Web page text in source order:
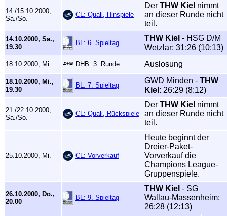
14./15.10.2000,
Sa./So.
CL: Quali, Hinspiele
Der THW Kiel nimmt
an dieser Runde nicht
teil.
14.10.2000, Sa.,
19.30
BL: 6. Spieltag
THW Kiel - HSG D/M
Wetzlar: 31:26 (10:13)
18.10.2000, Mi. DHB: 3. Runde Auslosung
18.10.2000, Mi.,
19.30
BL: 7. Spieltag
GWD Minden - THW
Kiel : 26:29 (8:12)
21./22.10.2000,
Sa./So.
CL: Quali, Rückspiele
Der THW Kiel nimmt
an dieser Runde nicht
teil.
25.10.2000, Mi. CL: Vorverkauf
Heute beginnt der
Dreier-Paket-
Vorverkauf die
Champions League-
Gruppenspiele.
26.10.2000, Do.,
20.00
BL: 9. Spieltag
THW Kiel - SG
Wallau-Massenheim:
26:28 (12:13)